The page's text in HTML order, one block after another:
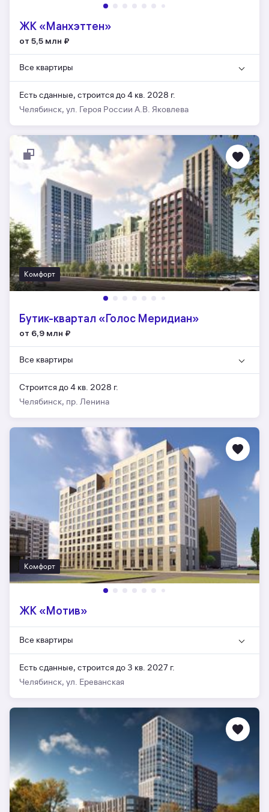
ЖК «Манхэттен»
от 5,5 млн ₽
Все квартиры
Есть сданные, строится до 4 кв. 2028 г.
Челябинск, ул. Героя России А.В. Яковлева
Комфорт
Бутик-квартал «Голос Меридиан»
от 6,9 млн ₽
Все квартиры
Строится до 4 кв. 2028 г.
Челябинск, пр. Ленина
Комфорт
ЖК «Мотив»
Все квартиры
Есть сданные, строится до 3 кв. 2027 г.
Челябинск, ул. Ереванская